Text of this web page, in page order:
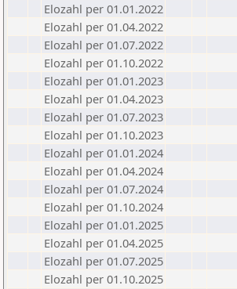
Elozahl per 01.01.2022
Elozahl per 01.04.2022
Elozahl per 01.07.2022
Elozahl per 01.10.2022
Elozahl per 01.01.2023
Elozahl per 01.04.2023
Elozahl per 01.07.2023
Elozahl per 01.10.2023
Elozahl per 01.01.2024
Elozahl per 01.04.2024
Elozahl per 01.07.2024
Elozahl per 01.10.2024
Elozahl per 01.01.2025
Elozahl per 01.04.2025
Elozahl per 01.07.2025
Elozahl per 01.10.2025